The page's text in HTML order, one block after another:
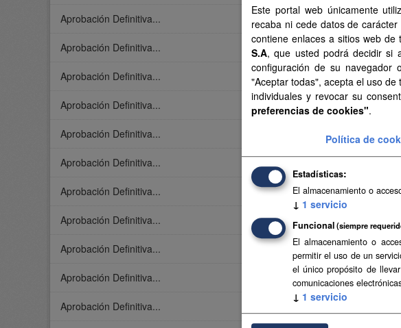
Aprobación Definitiva...
Aprobación Definitiva...
Aprobación Definitiva...
Aprobación Definitiva...
Aprobación Definitiva...
Aprobación Definitiva...
Aprobación Definitiva...
Aprobación Definitiva...
Aprobación Definitiva...
Aprobación Definitiva...
Aprobación Definitiva...
Este portal web únicamente
recaba ni cede datos de
contiene enlaces a sitios web
S.A, que usted podrá decidir si
configuración de su
"Aceptar todas", acepta el uso
individuales y revocar su
preferencias de cookies".
Política de
Estadísticas
El almacenamiento o
↓ 1 servicio
Funcional (siempre
El almacenamiento o
permitir el uso de un
el único propósito de
comunicaciones
↓ 1 servicio